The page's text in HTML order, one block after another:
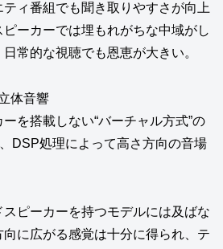
ティ番組でも聞き取りやすさが向上
ーカーでは埋もれがちな中域がし
常的な視聴でも恩恵が大きい。
体音響
を搭載しない“バーチャル方式”の
DSP処理によって高さ方向の音場
ピーカーを持つモデルには及ばな
に広がる感覚は十分に得られ、テ